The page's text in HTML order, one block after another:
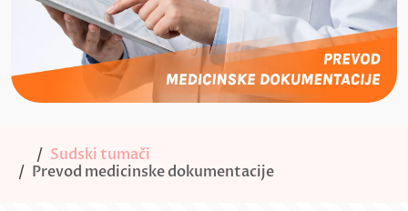
Sudski tumači
Prevod medicinske dokumentacije